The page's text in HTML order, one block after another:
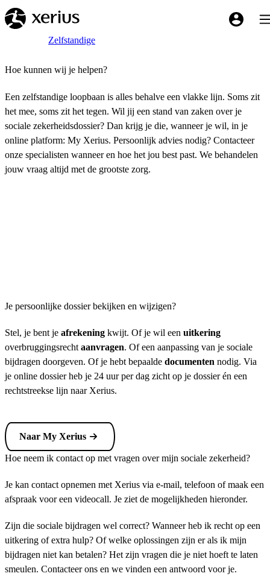
Overslaan naar de hoofdinhoud
My
Breadcrumb
HomeZelfstandige
Hoe kunnen wij je helpen?
Een zelfstandige loopbaan is alles behalve een vlakke lijn. Soms zit
het mee, soms zit het tegen. Wil jij een stand van zaken over je
sociale zekerheidsdossier? Dan krijg je die, wanneer je wil, in je
online platform: My Xerius. Persoonlijk advies nodig? Contacteer
onze specialisten wanneer en hoe het jou best past. We behandelen
jouw vraag altijd met de grootste zorg.
Je persoonlijke dossier bekijken en wijzigen?
Stel, je bent je afrekening kwijt. Of je wil een uitkering
overbruggingsrecht aanvragen. Of een aanpassing van je sociale
bijdragen doorgeven. Of je hebt bepaalde documenten nodig. Via
je online dossier heb je 24 uur per dag zicht op je dossier én een
rechtstreekse lijn naar Xerius.
Naar My Xerius
Hoe neem ik contact op met vragen over mijn sociale zekerheid?
Je kan contact opnemen met Xerius via e-mail, telefoon of maak een
afspraak voor een videocall. Je ziet de mogelijkheden hieronder.
Zijn die sociale bijdragen wel correct? Wanneer heb ik recht op een
uitkering of extra hulp? Of welke oplossingen zijn er als ik mijn
bijdragen niet kan betalen? Het zijn vragen die je niet hoeft te laten
smeulen. Contacteer ons en we vinden een antwoord voor je.